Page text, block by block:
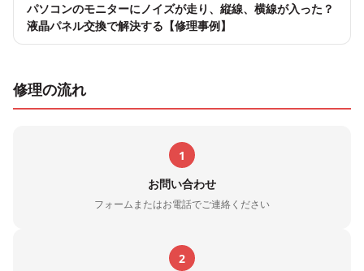
パソコンのモニターにノイズが走り、縦線、横線が入った？
液晶パネル交換で解決する【修理事例】
修理の流れ
1
お問い合わせ
フォームまたはお電話でご連絡ください
2